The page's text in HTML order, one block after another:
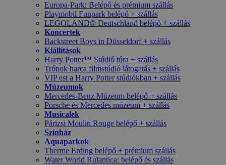
Europa-Park: Belépő és prémium szállás
Playmobil Funpark belépő + szállás
LEGOLAND® Deutschland belépő + szállás
Koncertek
Backstreet Boys in Düsseldorf + szállás
Kiállítások
Harry Potter™ Stúdió túra + szállás
Trónok harca filmstúdió látogatás + szállás
VIP est a Harry Potter stúdiókban + szállás
Múzeumok
Mercedes-Benz Múzeum belépő + szállás
Porsche és Mercedes múzeum + szállás
Musicalek
Párizsi Moulin Rouge belépő + szállás
Színház
Aquaparkok
Therme Erding belépő + prémium szállás
Water World Rulantica: belépő és szállás